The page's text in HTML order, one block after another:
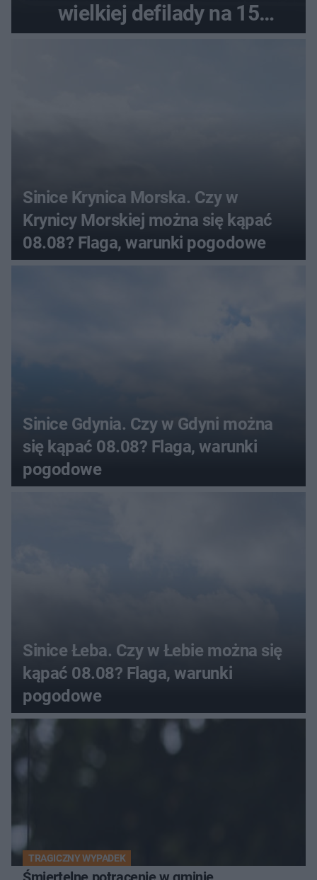
wielkiej defilady na 15
Sinice Krynica Morska. Czy w
Krynicy Morskiej można się kąpać
08.08? Flaga, warunki pogodowe
Sinice Gdynia. Czy w Gdyni można
się kąpać 08.08? Flaga, warunki
pogodowe
Sinice Łeba. Czy w Łebie można się
kąpać 08.08? Flaga, warunki
pogodowe
TRAGICZNY WYPADEK